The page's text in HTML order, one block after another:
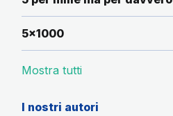
5x1000
Mostra tutti
I nostri autori